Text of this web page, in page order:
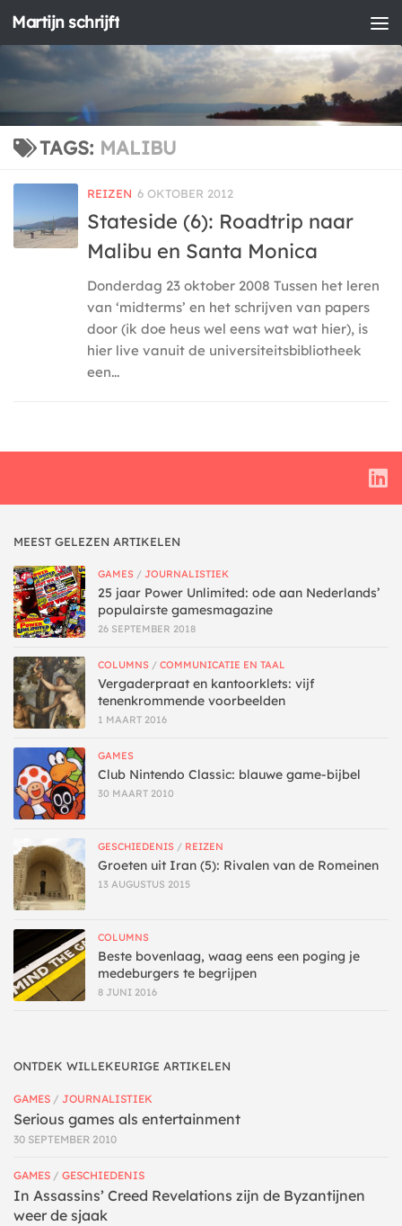
Doorgaan naar inhoud
Martijn schrijft
TAGS: MALIBU
REIZEN 6 OKTOBER 2012
Stateside (6): Roadtrip naar
Malibu en Santa Monica
Donderdag 23 oktober 2008 Tussen het leren
van ‘midterms’ en het schrijven van papers
door (ik doe heus wel eens wat wat hier), is
hier live vanuit de universiteitsbibliotheek
een...
MEEST GELEZEN ARTIKELEN
GAMES / JOURNALISTIEK
25 jaar Power Unlimited: ode aan Nederlands’
populairste gamesmagazine
26 SEPTEMBER 2018
COLUMNS / COMMUNICATIE EN TAAL
Vergaderpraat en kantoorklets: vijf
tenenkrommende voorbeelden
1 MAART 2016
GAMES
Club Nintendo Classic: blauwe game-bijbel
30 MAART 2010
GESCHIEDENIS / REIZEN
Groeten uit Iran (5): Rivalen van de Romeinen
13 AUGUSTUS 2015
COLUMNS
Beste bovenlaag, waag eens een poging je
medeburgers te begrijpen
8 JUNI 2016
ONTDEK WILLEKEURIGE ARTIKELEN
GAMES / JOURNALISTIEK
Serious games als entertainment
30 SEPTEMBER 2010
GAMES / GESCHIEDENIS
In Assassins’ Creed Revelations zijn de Byzantijnen
weer de sjaak